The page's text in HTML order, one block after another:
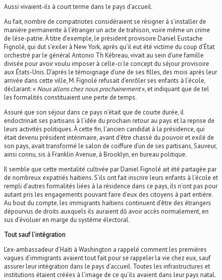
Aussi vivaient-ils à court terme dans le pays d’accueil.
Au fait, nombre de compatriotes considéraient se résigner à s’installer de
manière permanente à l’étranger un acte de trahison, voire même un crime
de lèse-patrie. À titre d’exemple, le président provisoire Daniel Eustache
Fignolé, qui dut s’exiler à New York, après qu’il eut été victime du coup d’État
orchestré par le général Antonio Th Kébreau, vivait au sein d’une famille
divisée pour avoir voulu imposer à celle-ci le concept du séjour provisoire
aux États-Unis. D’après le témoignage d’une de ses filles, des mois après leur
arrivée dans cette ville, M. Fignolé refusait d’enrôler ses enfants à l’école,
déclarant: « Nous allons chez nous prochainement», et indiquant que de tel
les formalités constituaient une perte de temps.
Assuré que son séjour dans ce pays n’était que de courte durée, il
endoctrinait ses partisans à l’idée du prochain retour au pays et la reprise de
leurs activités politiques. À cette fin, l’ancien candidat à la présidence, qui
était devenu président intérimaire, avant d’être chassé du pouvoir et exilé de
son pays, avait transformé le salon de coiffure d’un de ses partisans, Sauveur,
ainsi connu, sis à Franklin Avenue, à Brooklyn, en bureau politique.
Il semble que cette mentalité cultivée par Daniel Fignolé ait été partagée par
de nombreux expatriés haïtiens. S’ils ont fait inscrire leurs enfants à l’école et
rempli d’autres formalités liées à la résidence dans ce pays, ils n’ont pas pour
autant pris les engagements pouvant faire d’eux des citoyens à part entière.
Au bout du compte, les immigrants haïtiens continuent d’être des étrangers
dépourvus de droits auxquels ils auraient dû avoir accès normalement, en
sus d’évoluer en marge du système électoral.
Tout sauf l’intégration
L’ex-ambassadeur d’Haïti à Washington a rappelé comment les premières
vagues d’immigrants avaient tout fait pour se rappeler la vie chez eux, sauf
assurer leur intégration dans le pays d’accueil. Toutes les infrastructures et
institutions étaient créées à l’image de ce qu’ils avaient dans leur pays natal.